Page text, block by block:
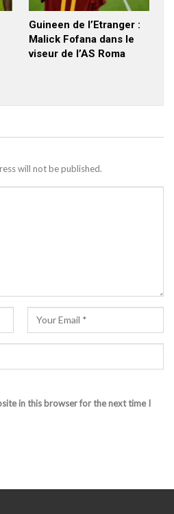
Guineen de l’Etranger :
Malick Fofana dans le
viseur de l’AS Roma
will not be published.
in this browser for the next time I